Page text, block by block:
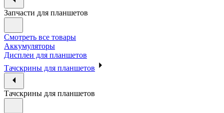
Запчасти для планшетов
Смотреть все товары
Аккумуляторы
Дисплеи для планшетов
Тачскрины для планшетов
Тачскрины для планшетов